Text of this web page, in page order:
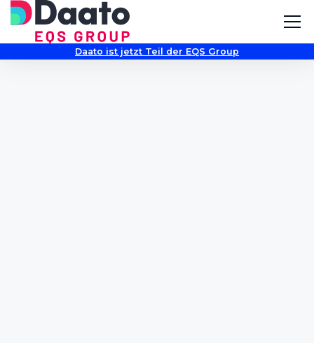
Daato ist jetzt Teil der EQS Group